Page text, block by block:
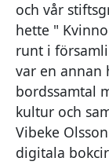
och vår
hette "
runt i
var en annan
bordssamtal
kultur och
Vibeke
digitala